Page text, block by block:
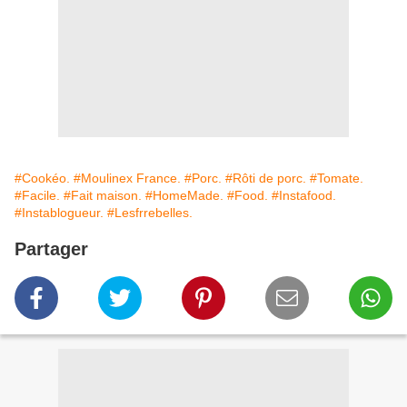
#Cookéo. #Moulinex France. #Porc. #Rôti de porc. #Tomate.
#Facile. #Fait maison. #HomeMade. #Food. #Instafood.
#Instablogueur. #Lesfrrebelles.
Partager